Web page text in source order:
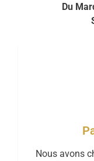
Du
Nous avons